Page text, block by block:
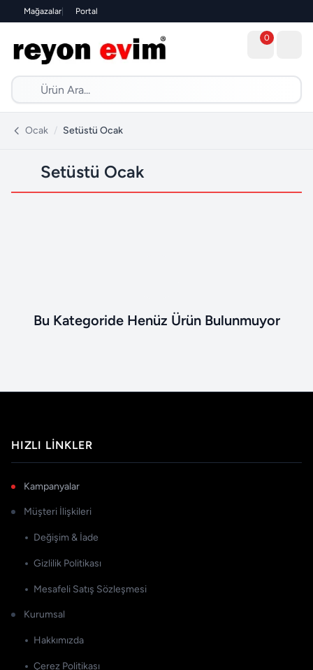
Mağazalar| Portal
0
Ocak / Setüstü Ocak
Setüstü Ocak
Bu Kategoride Henüz Ürün Bulunmuyor
HIZLI LINKLER
Kampanyalar
Müşteri İlişkileri
Değişim & İade
Gizlilik Politikası
Mesafeli Satış Sözleşmesi
Kurumsal
Hakkımızda
Çerez Politikası